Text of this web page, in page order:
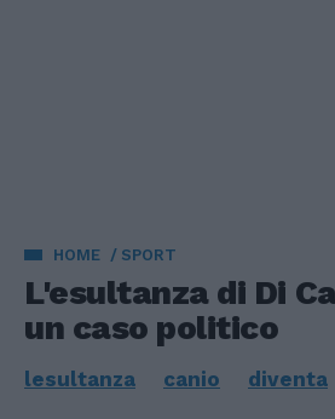
HOME SPORT
L'esultanza di Di
un caso politico
lesultanza canio diventa